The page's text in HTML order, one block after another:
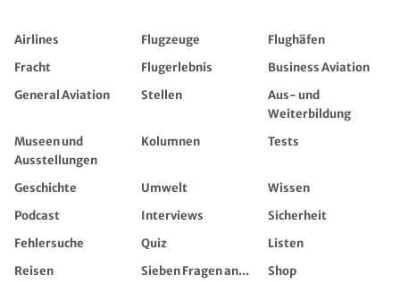
Airlines Flugzeuge
Flughäfen
Fracht
Flugerlebnis
Business Aviation
General Aviation
Stellen
Aus- und
Weiterbildung
Museen und
Ausstellungen
Kolumnen Tests
Geschichte Umwelt
Wissen
Podcast
Interviews
Sicherheit
Fehlersuche
Quiz
Listen
Reisen
Sieben Fragen an...
Shop